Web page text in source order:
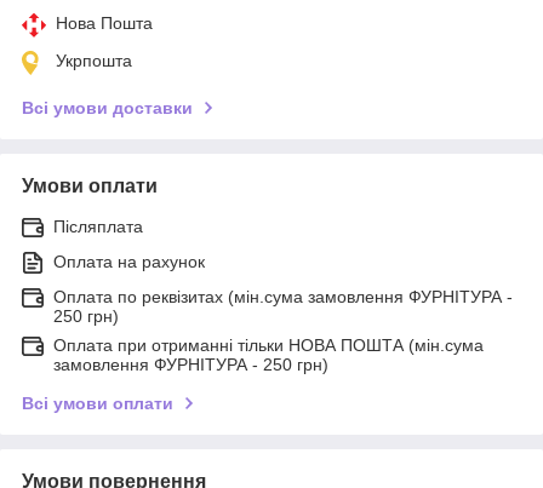
Нова Пошта
Укрпошта
Всі умови доставки
Умови оплати
Післяплата
Оплата на рахунок
Оплата по реквізитах (мін.сума замовлення ФУРНІТУРА -
250 грн)
Оплата при отриманні тільки НОВА ПОШТА (мін.сума
замовлення ФУРНІТУРА - 250 грн)
Всі умови оплати
Умови повернення